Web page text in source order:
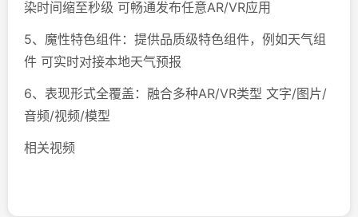
染时间缩至秒级 可畅通发布任意AR/VR应用
5、魔性特色组件：提供品质级特色组件，例如天气组
件 可实时对接本地天气预报
6、表现形式全覆盖：融合多种AR/VR类型 文字/图片/
音频/视频/模型
相关视频